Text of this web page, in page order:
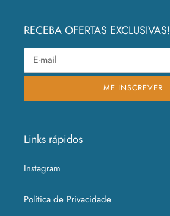
RECEBA OFERTAS EXCLUSIVAS!
ME INSCREVER
Links rápidos
Instagram
Política de Privacidade